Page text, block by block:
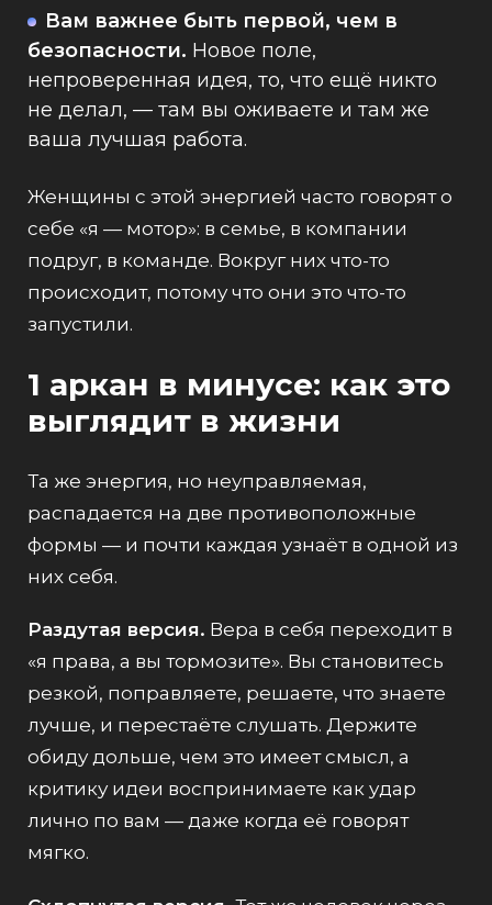
Вам важнее быть первой, чем в
безопасности. Новое поле,
непроверенная идея, то, что ещё никто
не делал, — там вы оживаете и там же
ваша лучшая работа.
Женщины с этой энергией часто говорят о
себе «я — мотор»: в семье, в компании
подруг, в команде. Вокруг них что-то
происходит, потому что они это что-то
запустили.
1 аркан в минусе: как это
выглядит в жизни
Та же энергия, но неуправляемая,
распадается на две противоположные
формы — и почти каждая узнаёт в одной из
них себя.
Раздутая версия. Вера в себя переходит в
«я права, а вы тормозите». Вы становитесь
резкой, поправляете, решаете, что знаете
лучше, и перестаёте слушать. Держите
обиду дольше, чем это имеет смысл, а
критику идеи воспринимаете как удар
лично по вам — даже когда её говорят
мягко.